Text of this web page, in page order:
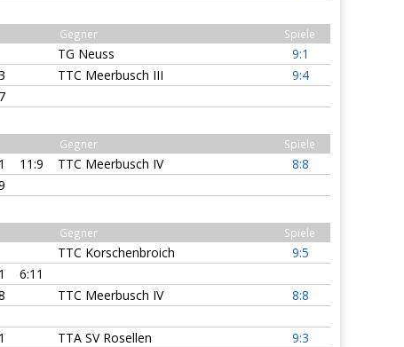
Gegner Spiele
TG Neuss
9:1
TTC Meerbusch III
9:4
Gegner Spiele
11:9 TTC Meerbusch IV
8:8
Gegner Spiele
TTC Korschenbroich
9:5
6:11
TTC Meerbusch IV
8:8
TTA SV Rosellen
9:3